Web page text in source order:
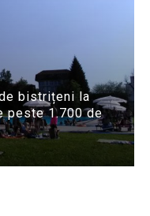
bistrițeni la
peste 1.700 de